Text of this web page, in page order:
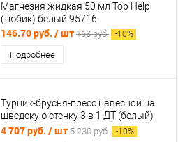
Магнезия жидкая 50 мл Top Help
(тюбик) белый 95716
146.70 руб. / шт 163 руб. -10%
Подробнее
Турник-брусья-пресс навесной на
шведскую стенку 3 в 1 ДТ (белый)
997576
4 707 руб. / шт 5 230 руб. -10%